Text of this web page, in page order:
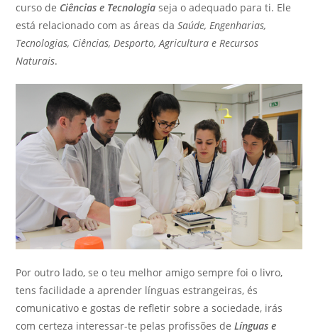
curso de Ciências e Tecnologia seja o adequado para ti. Ele
está relacionado com as áreas daSaúde, Engenharias,
Tecnologias, Ciências, Desporto, Agricultura e Recursos
Naturais.
Por outro lado, se o teu melhor amigo sempre foi o livro,
tens facilidade a aprender línguas estrangeiras, és
comunicativo e gostas de refletir sobre a sociedade, irás
com certeza interessar-te pelas profissões de Línguas e